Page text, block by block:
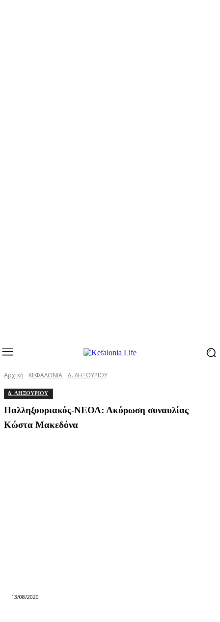
Αρχική ΚΕΦΑΛΟΝΙΑ Δ. ΛΗΞΟΥΡΙΟΥ
Δ. ΛΗΞΟΥΡΙΟΥ
Παλληξουριακός-ΝΕΟΛ: Ακύρωση συναυλίας
Κώστα Μακεδόνα
13/08/2020